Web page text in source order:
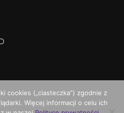
cookies („ciasteczka”) zgodnie z
Więcej informacji o celu ich